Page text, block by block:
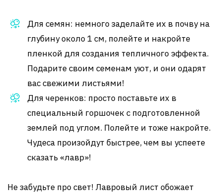
Для семян: немного заделайте их в почву на
глубину около 1 см, полейте и накройте
пленкой для создания тепличного эффекта.
Подарите своим семенам уют, и они одарят
вас свежими листьями!
Для черенков: просто поставьте их в
специальный горшочек с подготовленной
землей под углом. Полейте и тоже накройте.
Чудеса произойдут быстрее, чем вы успеете
сказать «лавр»!
Не забудьте про свет! Лавровый лист обожает